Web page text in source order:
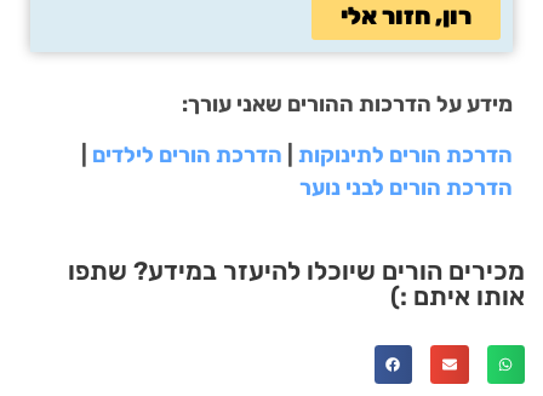
רון, חזור אלי
מידע על הדרכות ההורים שאני עורך:
הדרכת הורים לתינוקות
הדרכת הורים לילדים
הדרכת הורים לבני נוער
מכירים הורים שיוכלו להיעזר במידע? שתפו
אותו איתם :)